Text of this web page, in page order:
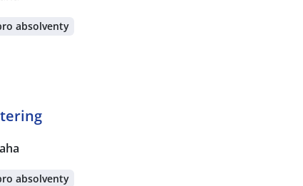
absolventy
absolventy